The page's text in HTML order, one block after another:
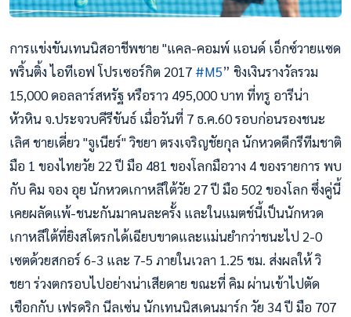
การแข่งขันเทนนิสอาชีพชาย "แคล-คอมพ์ แอนด์ เอ็กซ์วายแซด
พริ้นติ้ง ไอทีเอฟ โปรเซอร์กิต 2017 #M5” ชิงเงินรางวัลรวม
15,000 ดอลลาร์สหรัฐ หรือราว 495,000 บาท ที่ทรู อารีน่า
หัวหิน จ.ประจวบคีรีขันธ์ เมื่อวันที่ 7 ธ.ค.60 รอบก่อนรองชนะ
เลิศ ชายเดี่ยว "จูเนียร์" วิชยา ตรงเจริญชัยกุล นักหวดดีกรีทีมชาติ
มือ 1 ของไทยวัย 22 ปี มือ 481 ของโลกมือวาง 4 ของรายการ พบ
กับ คิม จอง อุย นักหวดเกาหลีใต้วัย 27 ปี มือ 502 ของโลก ซึ่งคู่นี้
เคยผลัดแพ้-ชนะกันมาคนละครั้ง และในแมตช์นี้เป็นนักหวด
เกาหลีใต้ที่ยิงสโตรกได้เฉียบขาดและแม่นยำกว่าชนะไป 2-0
เซตด้วยสกอร์ 6-3 และ 7-5 ภายในเวลา 1.25 ชม. ส่งผลให้ วิ
ชยา ร่วงตกรอบไปอย่างน่าเสียดาย ขณะที่ คิม ผ่านเข้าไปตัด
เชือกกับ เฟรดริก นีลเซ่น นักเทนนิสเดนมาร์ก วัย 34 ปี มือ 707